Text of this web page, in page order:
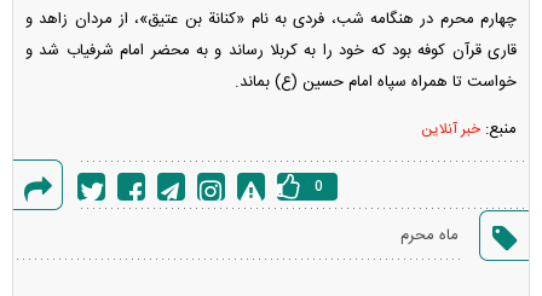
چهارم محرم در هنگامه شب، فردی به نام «کنانة بن عتیق»، از مردان زاهد و
قاری قرآن کوفه بود که خود را به کربلا رساند و به محضر امام شرفیاب شد و
خواست تا همراه سپاه امام حسین (ع) بماند.
منبع: خبر آنلاین
خطا
0
ماه محرم